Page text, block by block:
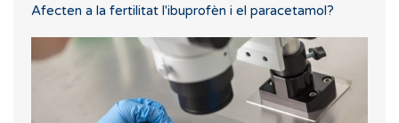
Afecten a la fertilitat l'ibuprofèn i el paracetamol?